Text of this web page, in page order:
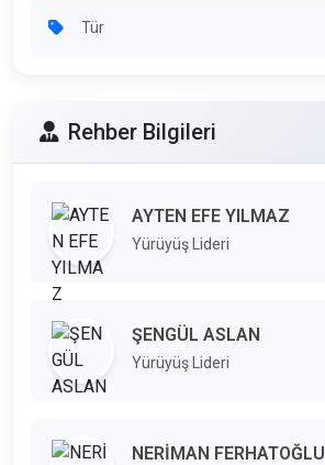
Tür
Rehber Bilgileri
AYTEN EFE YILMAZ
Yürüyüş Lideri
ŞENGÜL ASLAN
Yürüyüş Lideri
NERİMAN FERHATOĞLU